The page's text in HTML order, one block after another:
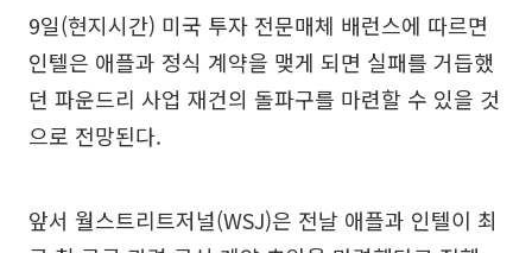
9일(현지시간) 미국 투자 전문매체 배런스에 따르면
인텔은 애플과 정식 계약을 맺게 되면 실패를 거듭했
던 파운드리 사업 재건의 돌파구를 마련할 수 있을 것
으로 전망된다.
앞서 월스트리트저널(WSJ)은 전날 애플과 인텔이 최